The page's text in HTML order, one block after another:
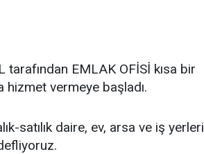
tarafından EMLAK OFİSİ kısa bir
vermeye başladı.
satılık daire, ev, arsa ve iş yerleri